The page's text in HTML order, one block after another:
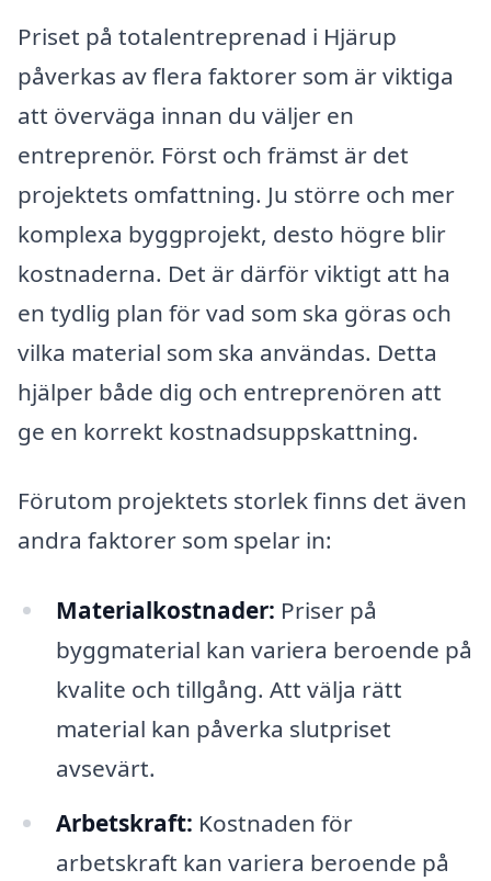
Priset på totalentreprenad i Hjärup
påverkas av flera faktorer som är viktiga
att överväga innan du väljer en
entreprenör. Först och främst är det
projektets omfattning. Ju större och mer
komplexa byggprojekt, desto högre blir
kostnaderna. Det är därför viktigt att ha
en tydlig plan för vad som ska göras och
vilka material som ska användas. Detta
hjälper både dig och entreprenören att
ge en korrekt kostnadsuppskattning.
Förutom projektets storlek finns det även
andra faktorer som spelar in:
Materialkostnader: Priser på
byggmaterial kan variera beroende på
kvalite och tillgång. Att välja rätt
material kan påverka slutpriset
avsevärt.
Arbetskraft: Kostnaden för
arbetskraft kan variera beroende på